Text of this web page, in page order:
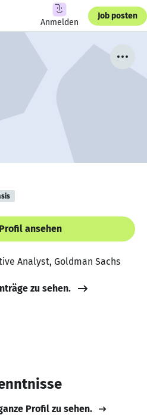
Anmelden
Job posten
ansehen
Analyst, Goldman Sachs
zu sehen.
Profil zu sehen.